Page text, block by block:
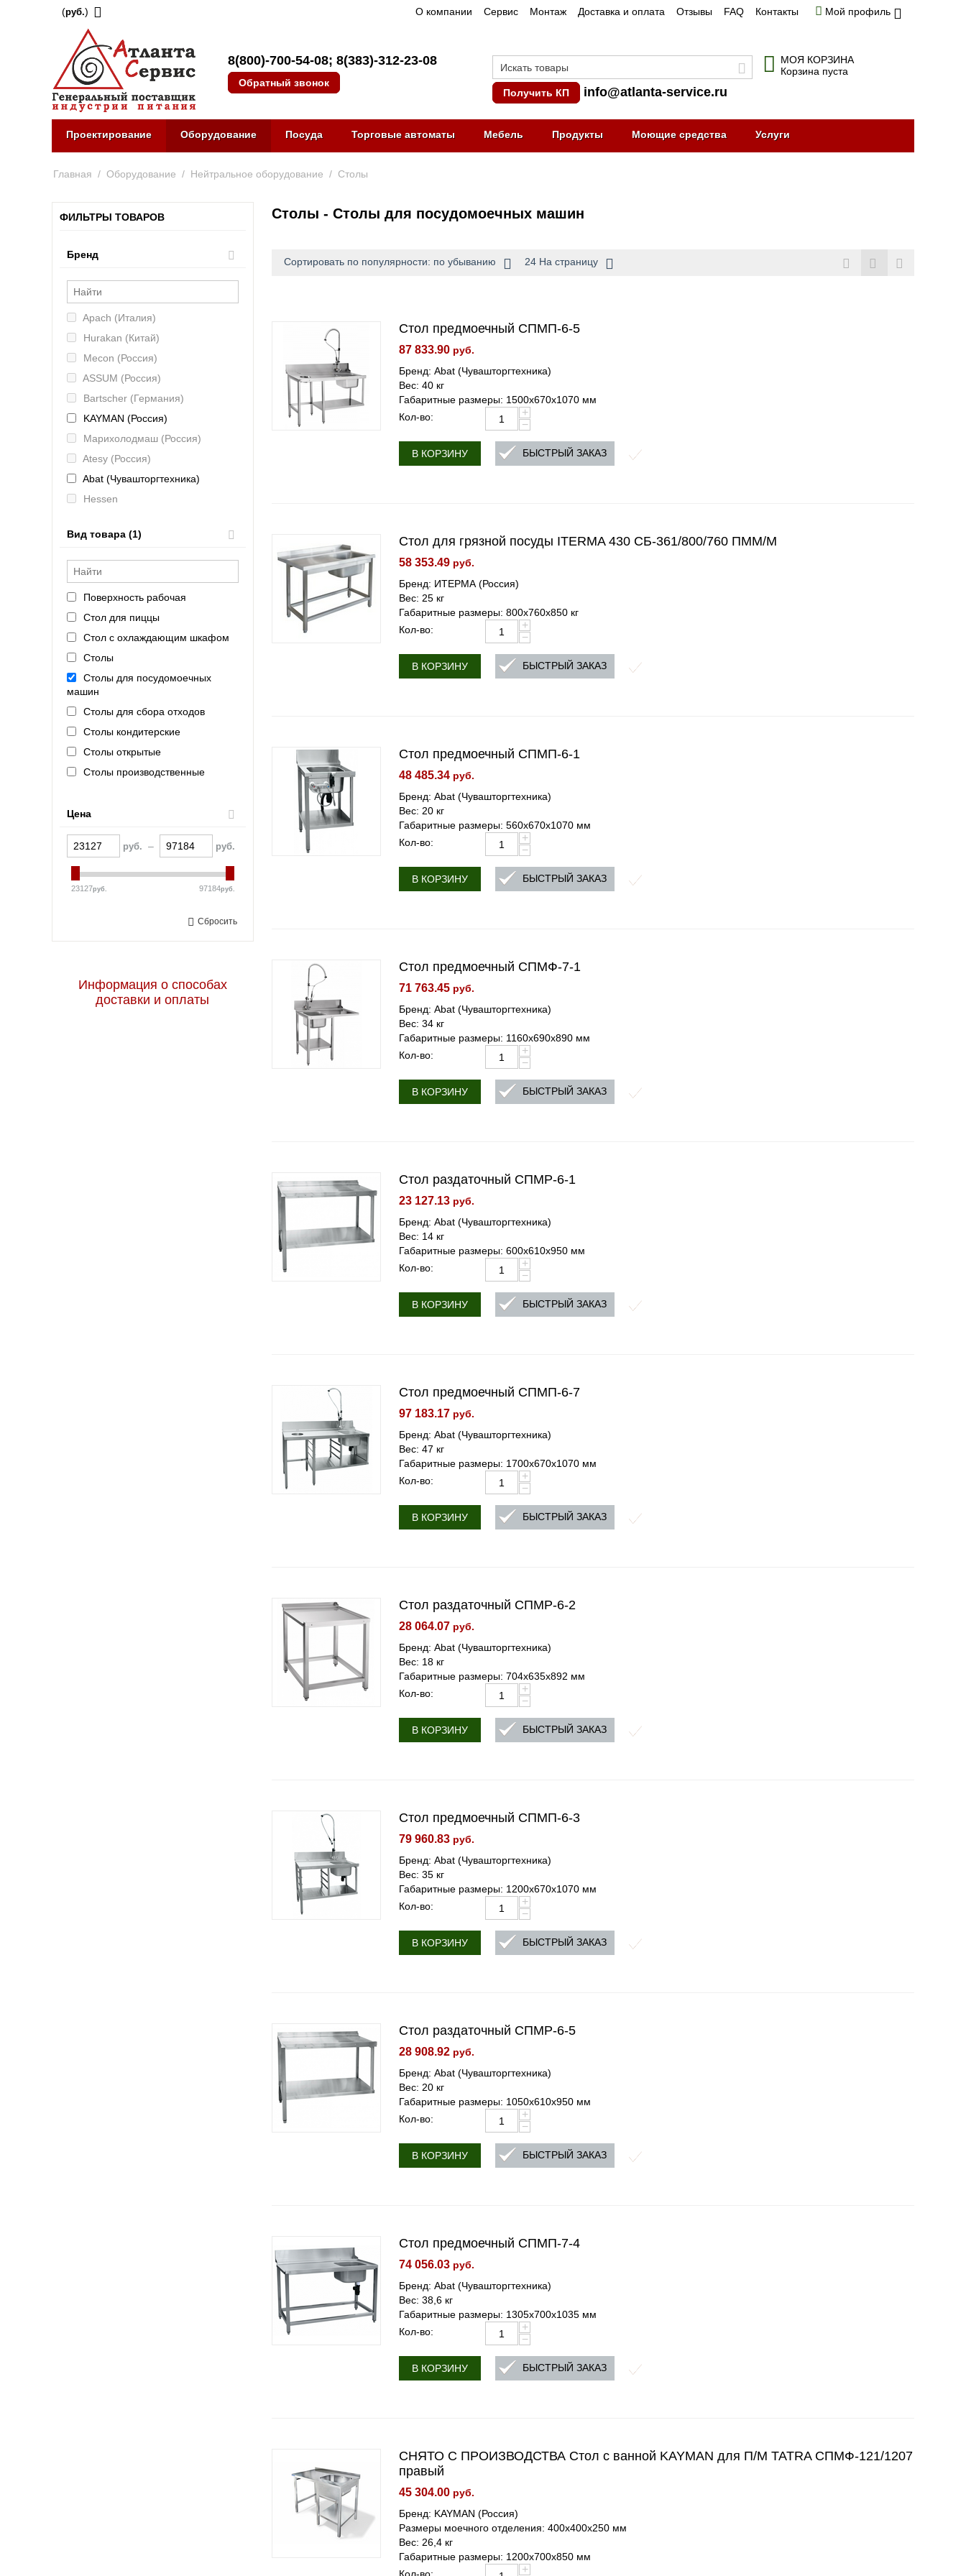
(руб.) О компании Сервис Монтаж Доставка и оплата Отзывы FAQ Контакты Мой профиль
8(800)-700-54-08; 8(383)-312-23-08
Обратный звонок
Получить КП
info@atlanta-service.ru
МОЯ КОРЗИНА
Корзина пуста
Проектирование Оборудование Посуда Торговые автоматы Мебель Продукты Моющие средства Услуги
Главная / Оборудование / Нейтральное оборудование / Столы
ФИЛЬТРЫ ТОВАРОВ
Бренд
Apach (Италия)
Hurakan (Китай)
Mecon (Россия)
ASSUM (Россия)
Bartscher (Германия)
KAYMAN (Россия)
Марихолодмаш (Россия)
Atesy (Россия)
Abat (Чувашторгтехника)
Hessen
Kovinastroj (Kogast)
Atlanta
Вид товара (1)
Поверхность рабочая
Стол для пиццы
Стол с охлаждающим шкафом
Столы
Столы для посудомоечных
машин
Столы для сбора отходов
Столы кондитерские
Столы открытые
Столы производственные
Столы технологические
Столы-тумбы
Цена
руб. – руб.
23127руб. 97184руб.
Сбросить
Информация о способах
доставки и оплаты
Столы - Столы для посудомоечных машин
Сортировать по популярности: по убыванию 24 На страницу
Стол предмоечный СПМП-6-5
87 833.90 руб.
Бренд: Abat (Чувашторгтехника)
Вес: 40 кг
Габаритные размеры: 1500х670х1070 мм
Кол-во:
+
−
В КОРЗИНУ БЫСТРЫЙ ЗАКАЗ
Стол для грязной посуды ITERMA 430 СБ-361/800/760 ПММ/М
58 353.49 руб.
Бренд: ИТЕРМА (Россия)
Вес: 25 кг
Габаритные размеры: 800x760x850 кг
Кол-во:
+
−
В КОРЗИНУ БЫСТРЫЙ ЗАКАЗ
Стол предмоечный СПМП-6-1
48 485.34 руб.
Бренд: Abat (Чувашторгтехника)
Вес: 20 кг
Габаритные размеры: 560х670х1070 мм
Кол-во:
+
−
В КОРЗИНУ БЫСТРЫЙ ЗАКАЗ
Стол предмоечный СПМФ-7-1
71 763.45 руб.
Бренд: Abat (Чувашторгтехника)
Вес: 34 кг
Габаритные размеры: 1160х690х890 мм
Кол-во:
+
−
В КОРЗИНУ БЫСТРЫЙ ЗАКАЗ
Стол раздаточный СПМР-6-1
23 127.13 руб.
Бренд: Abat (Чувашторгтехника)
Вес: 14 кг
Габаритные размеры: 600х610х950 мм
Кол-во:
+
−
В КОРЗИНУ БЫСТРЫЙ ЗАКАЗ
Стол предмоечный СПМП-6-7
97 183.17 руб.
Бренд: Abat (Чувашторгтехника)
Вес: 47 кг
Габаритные размеры: 1700х670х1070 мм
Кол-во:
+
−
В КОРЗИНУ БЫСТРЫЙ ЗАКАЗ
Стол раздаточный СПМР-6-2
28 064.07 руб.
Бренд: Abat (Чувашторгтехника)
Вес: 18 кг
Габаритные размеры: 704х635х892 мм
Кол-во:
+
−
В КОРЗИНУ БЫСТРЫЙ ЗАКАЗ
Стол предмоечный СПМП-6-3
79 960.83 руб.
Бренд: Abat (Чувашторгтехника)
Вес: 35 кг
Габаритные размеры: 1200х670х1070 мм
Кол-во:
+
−
В КОРЗИНУ БЫСТРЫЙ ЗАКАЗ
Стол раздаточный СПМР-6-5
28 908.92 руб.
Бренд: Abat (Чувашторгтехника)
Вес: 20 кг
Габаритные размеры: 1050х610х950 мм
Кол-во:
+
−
В КОРЗИНУ БЫСТРЫЙ ЗАКАЗ
Стол предмоечный СПМП-7-4
74 056.03 руб.
Бренд: Abat (Чувашторгтехника)
Вес: 38,6 кг
Габаритные размеры: 1305х700х1035 мм
Кол-во:
+
−
В КОРЗИНУ БЫСТРЫЙ ЗАКАЗ
СНЯТО С ПРОИЗВОДСТВА Стол с ванной KAYMAN для П/М TATRA СПМФ-121/1207
правый
45 304.00 руб.
Бренд: KAYMAN (Россия)
Размеры моечного отделения: 400х400х250 мм
Вес: 26,4 кг
Габаритные размеры: 1200х700x850 мм
+